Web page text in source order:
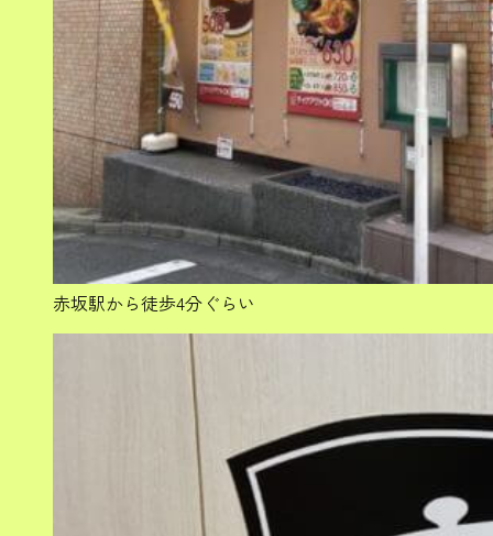
赤坂駅から徒歩4分ぐらい